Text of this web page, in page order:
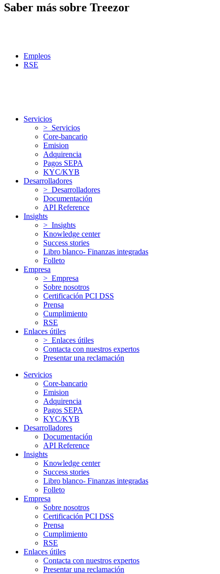
Saber más sobre Treezor
Empleos
RSE
Servicios
> Servicios
Core-bancario
Emision
Adquirencia
Pagos SEPA
KYC/KYB
Desarrolladores
> Desarrolladores
Documentación
API Reference
Insights
> Insights
Knowledge center
Success stories
Libro blanco- Finanzas integradas
Folleto
Empresa
> Empresa
Sobre nosotros
Certificación PCI DSS
Prensa
Cumplimiento
RSE
Enlaces útiles
> Enlaces útiles
Contacta con nuestros expertos
Presentar una reclamación
Servicios
Core-bancario
Emision
Adquirencia
Pagos SEPA
KYC/KYB
Desarrolladores
Documentación
API Reference
Insights
Knowledge center
Success stories
Libro blanco- Finanzas integradas
Folleto
Empresa
Sobre nosotros
Certificación PCI DSS
Prensa
Cumplimiento
RSE
Enlaces útiles
Contacta con nuestros expertos
Presentar una reclamación